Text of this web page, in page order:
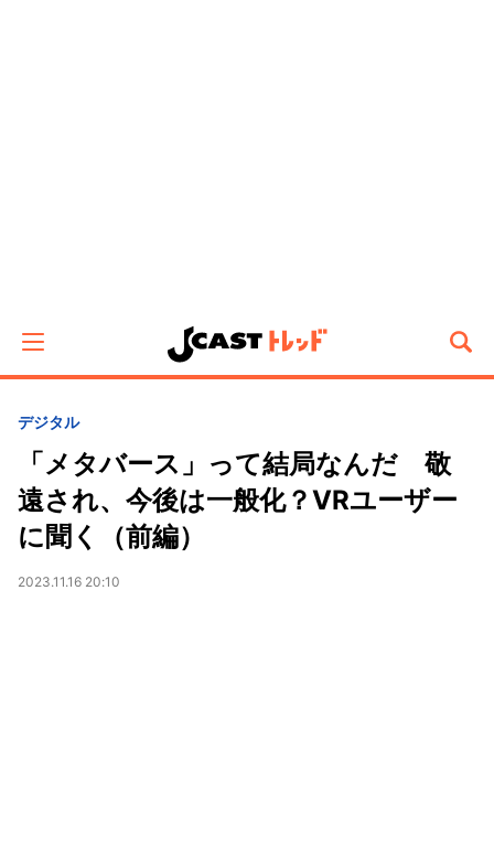
デジタル
「メタバース」って結局なんだ 敬
遠され、今後は一般化？VRユーザー
に聞く（前編）
2023.11.16 20:10